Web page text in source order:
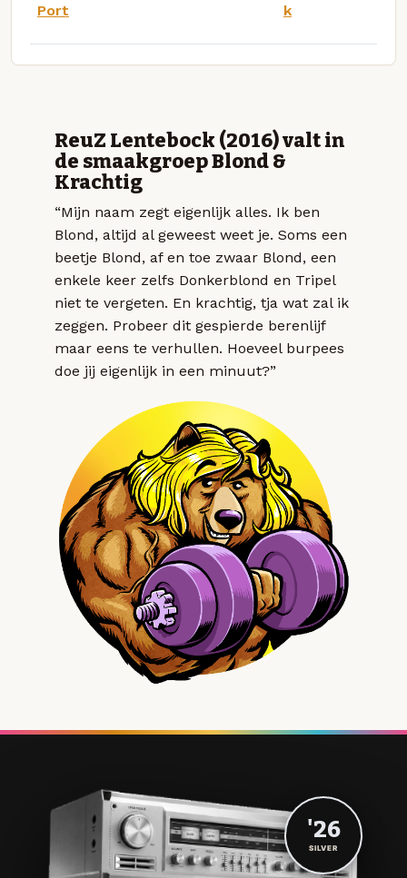
Port
k
ReuZ Lentebock (2016) valt in
de smaakgroep Blond &
Krachtig
“Mijn naam zegt eigenlijk alles. Ik ben
Blond, altijd al geweest weet je. Soms een
beetje Blond, af en toe zwaar Blond, een
enkele keer zelfs Donkerblond en Tripel
niet te vergeten. En krachtig, tja wat zal ik
zeggen. Probeer dit gespierde berenlijf
maar eens te verhullen. Hoeveel burpees
doe jij eigenlijk in een minuut?”
'26
SILVER